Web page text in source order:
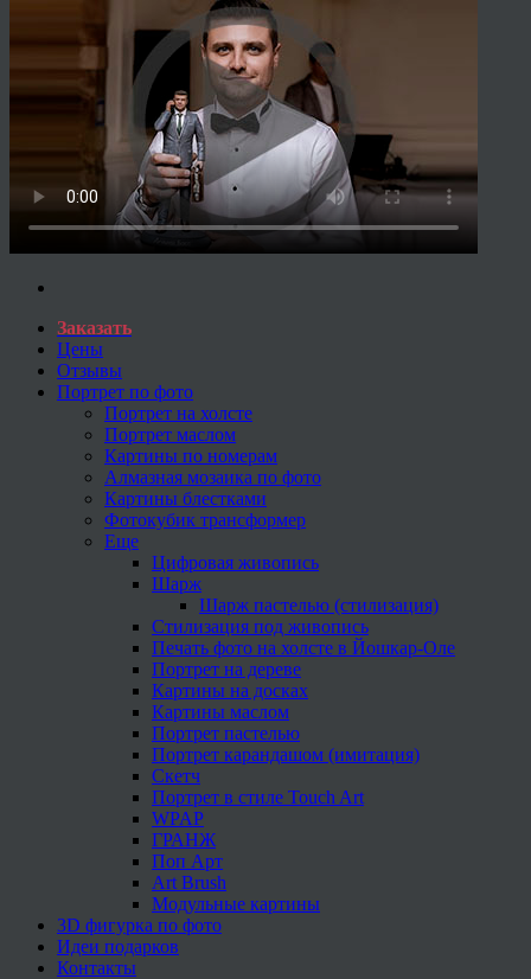
Заказать
Цены
Отзывы
Портрет по фото
Портрет на холсте
Портрет маслом
Картины по номерам
Алмазная мозаика по фото
Картины блестками
Фотокубик трансформер
Еще
Цифровая живопись
Шарж
Шарж пастелью (стилизация)
Стилизация под живопись
Печать фото на холсте в Йошкар-Оле
Портрет на дереве
Картины на досках
Картины маслом
Портрет пастелью
Портрет карандашом (имитация)
Скетч
Портрет в стиле Touch Art
WPAP
ГРАНЖ
Поп Арт
Art Brush
Модульные картины
3D фигурка по фото
Идеи подарков
Контакты